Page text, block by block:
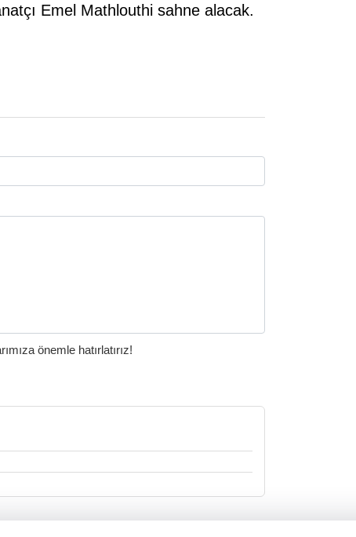
Emel Mathlouthi sahne alacak.
önemle hatırlatırız!